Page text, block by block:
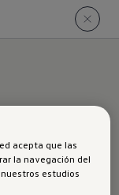
acepta que las
la navegación del
estudios